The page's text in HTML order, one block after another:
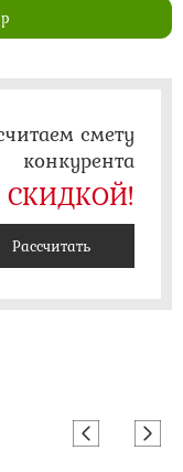
смету
конкурента
СКИДКОЙ!
Рассчитать